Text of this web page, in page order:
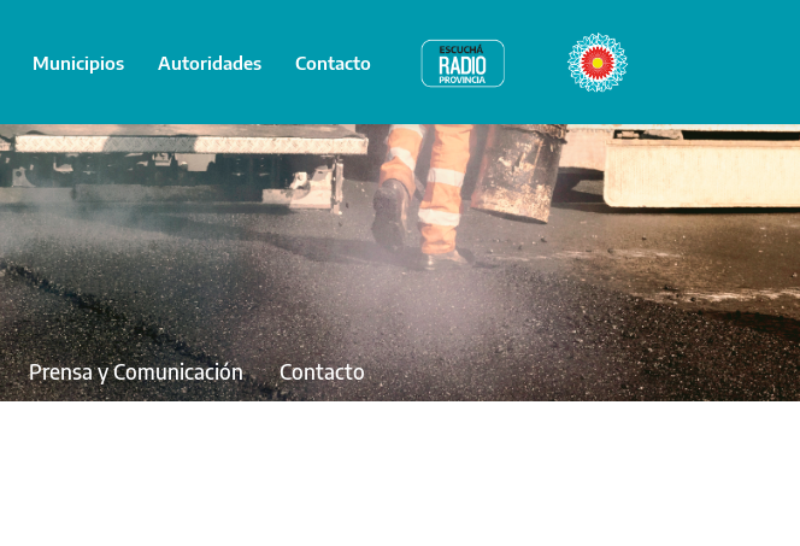
Municipios Autoridades Contacto Radio Provincia Bicentenario
Prensa y Comunicación Contacto